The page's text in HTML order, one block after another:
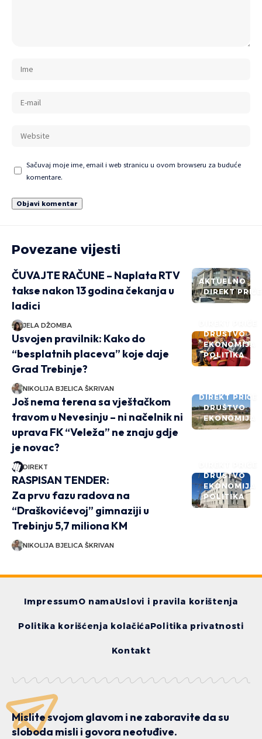
Sačuvaj moje ime, email i web stranicu u ovom browseru za buduće
komentare.
Povezane vijesti
AKTUELNO
DIREKT PRIČE
ČUVAJTE RAČUNE – Naplata RTV
takse nakon 13 godina čekanja u
ladici
JELA DŽOMBA
DRUŠTVO
EKONOMIJA
POLITIKA
Usvojen pravilnik: Kako do
“besplatnih placeva” koje daje
Grad Trebinje?
NIKOLIJA BJELICA ŠKRIVAN
DIREKT PRIČE
DRUŠTVO
EKONOMIJA
Još nema terena sa vještačkom
travom u Nevesinju – ni načelnik ni
uprava FK “Veleža” ne znaju gdje
je novac?
DIREKT
DRUŠTVO
EKONOMIJA
POLITIKA
RASPISAN TENDER:
Za prvu fazu radova na
“Draškovićevoj” gimnaziji u
Trebinju 5,7 miliona KM
NIKOLIJA BJELICA ŠKRIVAN
ImpressumO namaUslovi i pravila korištenja
Politika korišćenja kolačićaPolitika privatnosti
Kontakt
Mislite svojom glavom i ne zaboravite da su
sloboda misli i govora neotuđive.